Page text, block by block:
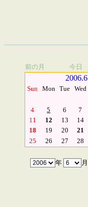
前の月 今日
2006.6
Sun Mon Tue Wed
4
5 6 7
11
12 13 14
18
19 20 21
25
26 27 28
年 月